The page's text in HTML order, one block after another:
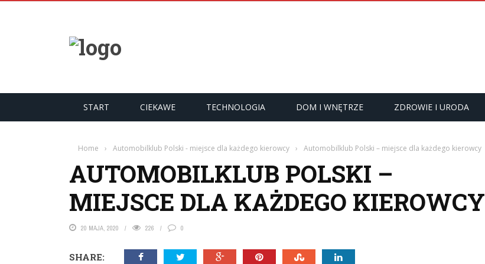
START CIEKAWE TECHNOLOGIA DOM I WNĘTRZE ZDROWIE I URODA
Home › Automobilklub Polski - miejsce dla każdego kierowcy › Automobilklub Polski – miejsce dla każdego kierowcy
AUTOMOBILKLUB POLSKI –
MIEJSCE DLA KAŻDEGO KIEROWCY
20 MAJA, 2020 226 0
SHARE: